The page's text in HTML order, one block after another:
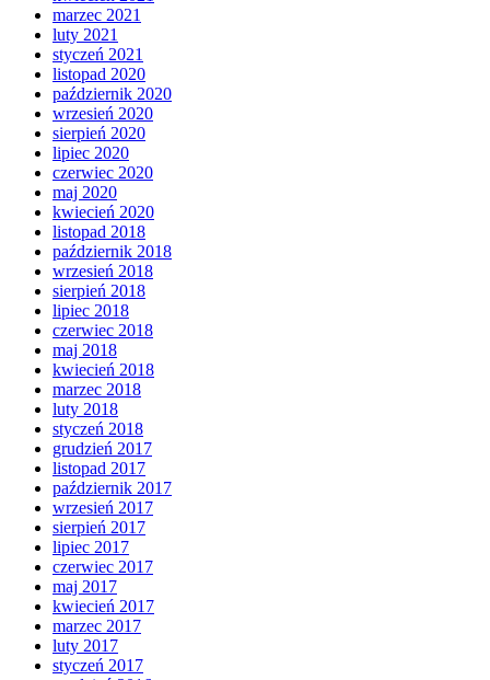
marzec 2021
luty 2021
styczeń 2021
listopad 2020
październik 2020
wrzesień 2020
sierpień 2020
lipiec 2020
czerwiec 2020
maj 2020
kwiecień 2020
listopad 2018
październik 2018
wrzesień 2018
sierpień 2018
lipiec 2018
czerwiec 2018
maj 2018
kwiecień 2018
marzec 2018
luty 2018
styczeń 2018
grudzień 2017
listopad 2017
październik 2017
wrzesień 2017
sierpień 2017
lipiec 2017
czerwiec 2017
maj 2017
kwiecień 2017
marzec 2017
luty 2017
styczeń 2017